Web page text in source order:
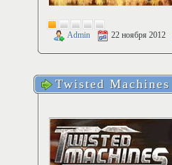
Admin 22 ноября 2012
Twisted Machines